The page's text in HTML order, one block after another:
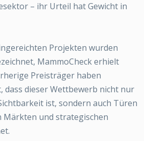
– ihr Urteil hat Gewicht in
Projekten wurden
MammoCheck erhielt
Preisträger haben
dass dieser Wettbewerb nicht nur
ist, sondern auch Türen
Märkten und strategischen